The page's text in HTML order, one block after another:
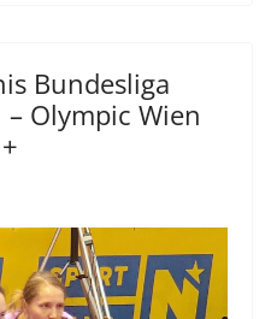
Bundesliga
Olympic Wien